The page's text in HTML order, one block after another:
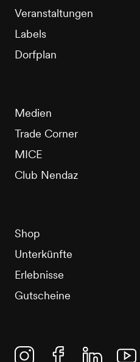
Veranstaltungen
Labels
Dorfplan
Medien
Trade Corner
MICE
Club Nendaz
Shop
Unterkünfte
Erlebnisse
Gutscheine